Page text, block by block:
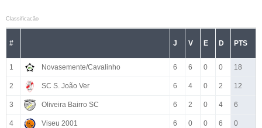
Classificacão
# J V E D PTS
1 Novasemente/Cavalinho 6 6 0 0 18
2 SC S. João Ver 6 4 0 2 12
3 Oliveira Bairro SC 6 2 0 4 6
4 Viseu 2001 6 0 0 6 0